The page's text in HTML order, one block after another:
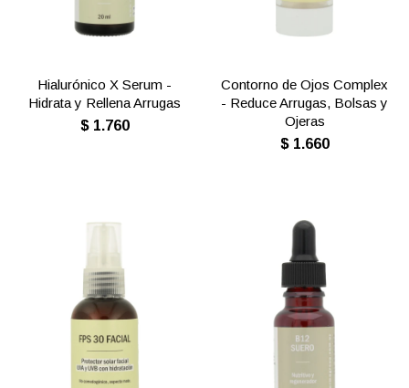
Hialurónico X Serum -
Hidrata y Rellena Arrugas
$ 1.760
Contorno de Ojos Complex
- Reduce Arrugas, Bolsas y
Ojeras
$ 1.660